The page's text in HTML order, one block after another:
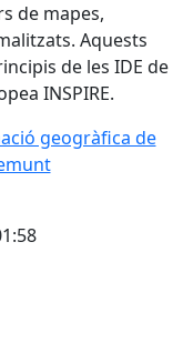
de mapes,
Aquests
de les IDE de
INSPIRE.
geogràfica de